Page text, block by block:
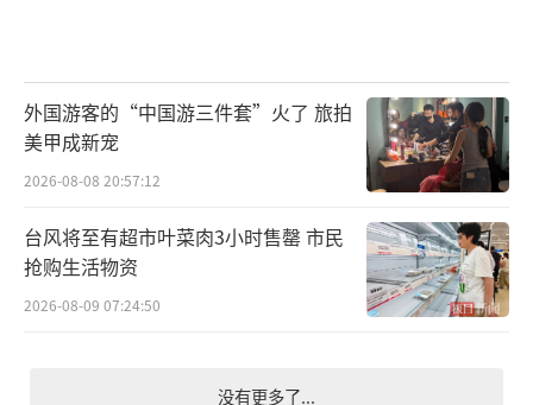
外国游客的“中国游三件套”火了 旅拍
美甲成新宠
2026-08-08 20:57:12
台风将至有超市叶菜肉3小时售罄 市民
抢购生活物资
2026-08-09 07:24:50
没有更多了...